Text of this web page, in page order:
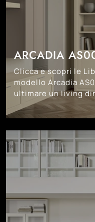
ARCADIA
Clicca e scopri le
modello Arcadia
ultimare un living